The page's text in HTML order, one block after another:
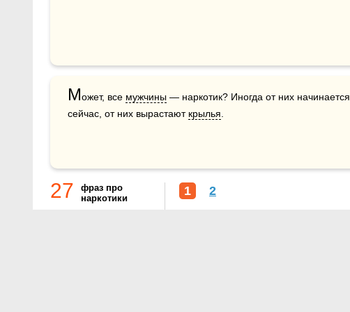
Может, все мужчины — наркотик? Иногда от них начинается
сейчас, от них вырастают крылья
27
фраз про
наркотики
1 2